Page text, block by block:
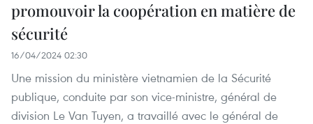
promouvoir la coopération en matière de
sécurité
16/04/2024 02:30
Une mission du ministère vietnamien de la Sécurité
publique, conduite par son vice-ministre, général de
division Le Van Tuyen, a travaillé avec le général de